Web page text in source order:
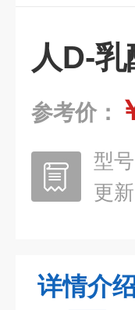
人D-
参考价：
型号
更
详情介